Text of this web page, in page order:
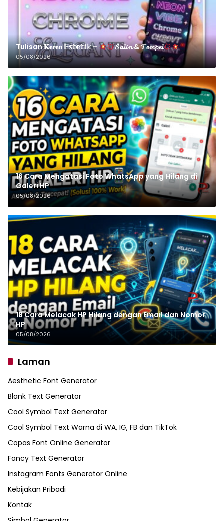
Tulisan 𝐊𝐞𝐫𝐞𝐧 𝔼𝕤𝕥𝕖𝕥𝕚𝕜 – 𝓢𝓪𝓵𝓲𝓷 & 𝓣𝓮𝓶𝓹𝓮𝓵
05/08/2026
16 Cara Mengatasi Foto WhatsApp yang Hilang di
Galeri HP
05/08/2026
18 Cara Melacak HP Hilang dengan Email dan Nomor
HP
05/08/2026
Laman
Aesthetic Font Generator
Blank Text Generator
Cool Symbol Text Generator
Cool Symbol Text Warna di WA, IG, FB dan TikTok
Copas Font Online Generator
Fancy Text Generator
Instagram Fonts Generator Online
Kebijakan Pribadi
Kontak